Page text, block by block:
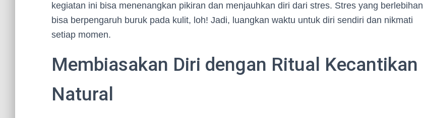
kegiatan ini bisa menenangkan pikiran dan menjauhkan diri dari stres. Stres yang berlebihan
bisa berpengaruh buruk pada kulit, loh! Jadi, luangkan waktu untuk diri sendiri dan nikmati
setiap momen.
Membiasakan Diri dengan Ritual Kecantikan
Natural